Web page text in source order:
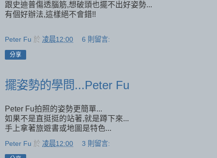
跟史迪普傷透腦筋,想破頭也擺不出好姿勢...
有個好辦法,這樣絕不會錯!!
Peter Fu 於 凌晨12:00 6 則留言:
分享
擺姿勢的學問...Peter Fu
Peter Fu拍照的姿勢更簡單...
如果不是直挺挺的站著,就是蹲下來...
手上拿著旅遊書或地圖是特色...
Peter Fu 於 凌晨12:00 3 則留言: